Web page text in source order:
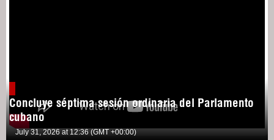
Concluye séptima sesión ordinaria del Parlamento
cubano
July 31, 2026 at 12:36 (GMT +00:00)